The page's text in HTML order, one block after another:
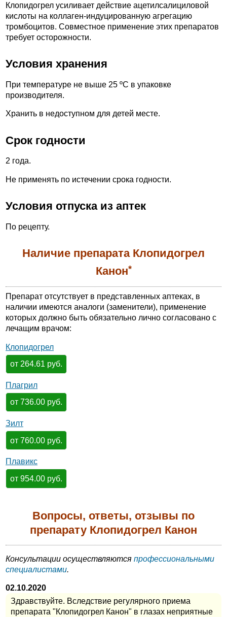
Клопидогрел усиливает действие ацетилсалициловой
кислоты на коллаген-индуцированную агрегацию
тромбоцитов. Совместное применение этих препаратов
требует осторожности.
Условия хранения
При температуре не выше 25 ºС в упаковке
производителя.
Хранить в недоступном для детей месте.
Срок годности
2 года.
Не применять по истечении срока годности.
Условия отпуска из аптек
По рецепту.
Наличие препарата Клопидогрел
Канон*
Препарат отсутствует в представленных аптеках, в
наличии имеются аналоги (заменители), применение
которых должно быть обязательно лично согласовано с
лечащим врачом:
Клопидогрел
от 264.61 руб.
Плагрил
от 736.00 руб.
Зилт
от 760.00 руб.
Плавикс
от 954.00 руб.
Вопросы, ответы, отзывы по
препарату Клопидогрел Канон
Консультации осуществляются профессиональными
специалистами.
02.10.2020
Здравствуйте. Вследствие регулярного приема
препарата "Клопидогрел Канон" в глазах неприятные